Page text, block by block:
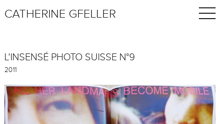
CATHERINE GFELLER
L'INSENSÉ PHOTO SUISSE N°9
2011